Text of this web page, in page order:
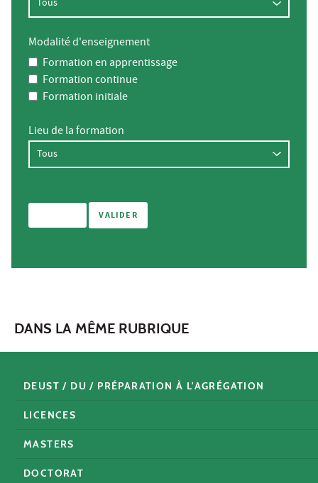
Modalité d'enseignement
Formation en apprentissage
Formation continue
Formation initiale
Lieu de la formation
DANS LA MÊME RUBRIQUE
DEUST / DU / PRÉPARATION À L'AGRÉGATION
LICENCES
MASTERS
DOCTORAT